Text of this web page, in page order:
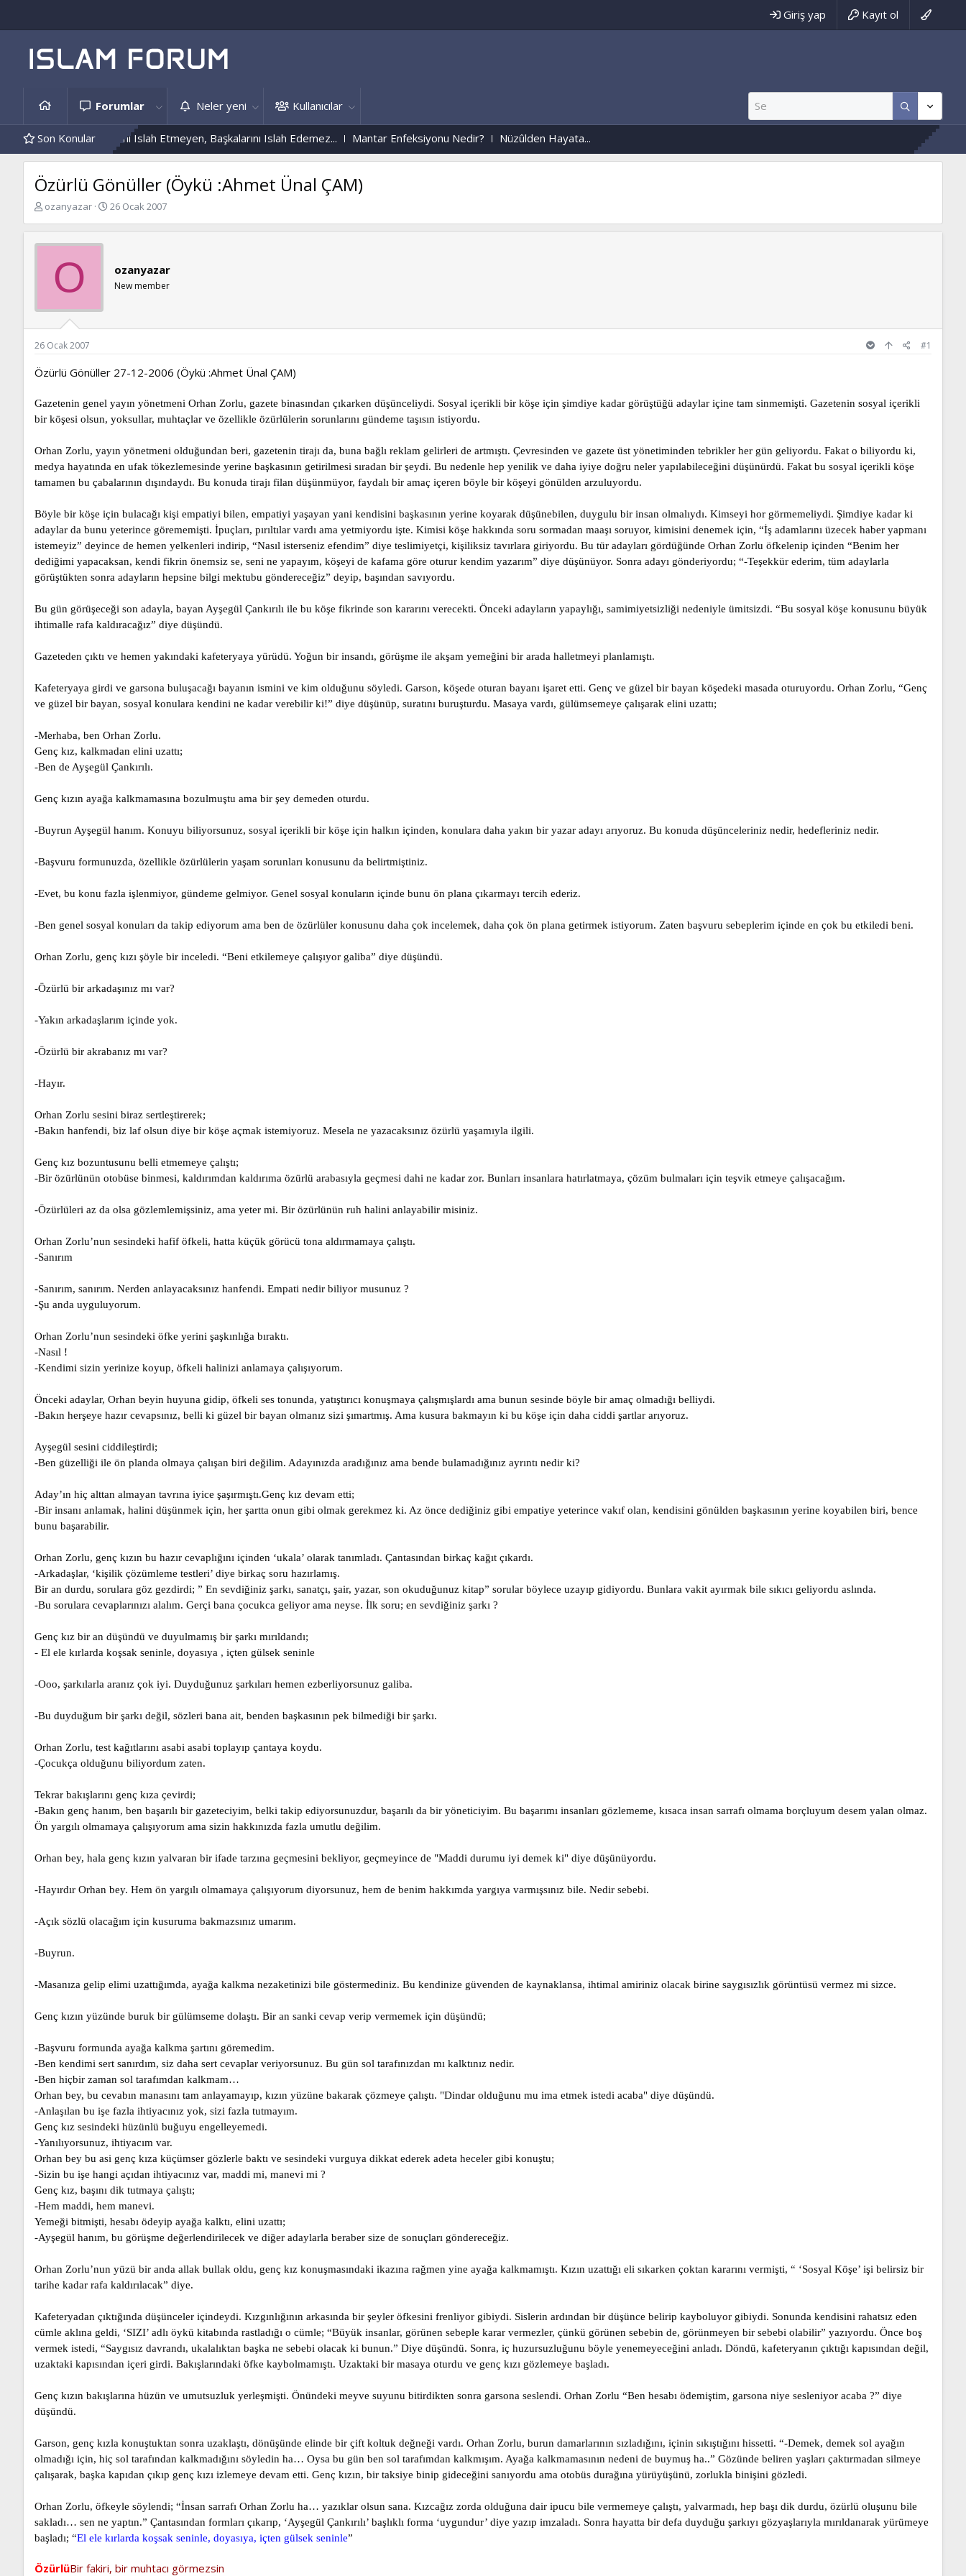
Giriş yap Kayıt ol
Forumlar Neler yeni Kullanıcılar
Son Konular
Kendini Islah Etmeyen, Başkalarını Islah Edemez... Mantar Enfeksiyonu Nedir? Nüzûlden Hayata...
Özürlü Gönüller (Öykü :Ahmet Ünal ÇAM)
K
b
a
a
a
ozanyazar
B
h
26 Ocak 2007
O ozanyazar
New member
26 Ocak 2007 #1
Özürlü Gönüller 27-12-2006 (Öykü :Ahmet Ünal ÇAM)
Gazetenin genel yayın yönetmeni Orhan Zorlu, gazete binasından çıkarken düşünceliydi. Sosyal içerikli bir köşe için şimdiye kadar görüştüğü adaylar içine tam sinmemişti. Gazetenin sosyal içerikli
bir köşesi olsun, yoksullar, muhtaçlar ve özellikle özürlülerin sorunlarını gündeme taşısın istiyordu.
Orhan Zorlu, yayın yönetmeni olduğundan beri, gazetenin tirajı da, buna bağlı reklam gelirleri de artmıştı. Çevresinden ve gazete üst yönetiminden tebrikler her gün geliyordu. Fakat o biliyordu ki,
medya hayatında en ufak tökezlemesinde yerine başkasının getirilmesi sıradan bir şeydi. Bu nedenle hep yenilik ve daha iyiye doğru neler yapılabileceğini düşünürdü. Fakat bu sosyal içerikli köşe
tamamen bu çabalarının dışındaydı. Bu konuda tirajı filan düşünmüyor, faydalı bir amaç içeren böyle bir köşeyi gönülden arzuluyordu.
Böyle bir köşe için bulacağı kişi empatiyi bilen, empatiyi yaşayan yani kendisini başkasının yerine koyarak düşünebilen, duygulu bir insan olmalıydı. Kimseyi hor görmemeliydi. Şimdiye kadar ki
adaylar da bunu yeterince görememişti. İpuçları, pırıltılar vardı ama yetmiyordu işte. Kimisi köşe hakkında soru sormadan maaşı soruyor, kimisini denemek için, “İş adamlarını üzecek haber yapmanı
istemeyiz” deyince de hemen yelkenleri indirip, “Nasıl isterseniz efendim” diye teslimiyetçi, kişiliksiz tavırlara giriyordu. Bu tür adayları gördüğünde Orhan Zorlu öfkelenip içinden “Benim her
dediğimi yapacaksan, kendi fikrin önemsiz se, seni ne yapayım, köşeyi de kafama göre oturur kendim yazarım” diye düşünüyor. Sonra adayı gönderiyordu; “-Teşekkür ederim, tüm adaylarla
görüştükten sonra adayların hepsine bilgi mektubu göndereceğiz” deyip, başından savıyordu.
Bu gün görüşeceği son adayla, bayan Ayşegül Çankırılı ile bu köşe fikrinde son kararını verecekti. Önceki adayların yapaylığı, samimiyetsizliği nedeniyle ümitsizdi. “Bu sosyal köşe konusunu büyük
ihtimalle rafa kaldıracağız” diye düşündü.
Gazeteden çıktı ve hemen yakındaki kafeteryaya yürüdü. Yoğun bir insandı, görüşme ile akşam yemeğini bir arada halletmeyi planlamıştı.
Kafeteryaya girdi ve garsona buluşacağı bayanın ismini ve kim olduğunu söyledi. Garson, köşede oturan bayanı işaret etti. Genç ve güzel bir bayan köşedeki masada oturuyordu. Orhan Zorlu, “Genç
ve güzel bir bayan, sosyal konulara kendini ne kadar verebilir ki!” diye düşünüp, suratını buruşturdu. Masaya vardı, gülümsemeye çalışarak elini uzattı;
-Merhaba, ben Orhan Zorlu.
Genç kız, kalkmadan elini uzattı;
-Ben de Ayşegül Çankırılı.
Genç kızın ayağa kalkmamasına bozulmuştu ama bir şey demeden oturdu.
-Buyrun Ayşegül hanım. Konuyu biliyorsunuz, sosyal içerikli bir köşe için halkın içinden, konulara daha yakın bir yazar adayı arıyoruz. Bu konuda düşünceleriniz nedir, hedefleriniz nedir.
-Başvuru formunuzda, özellikle özürlülerin yaşam sorunları konusunu da belirtmiştiniz.
-Evet, bu konu fazla işlenmiyor, gündeme gelmiyor. Genel sosyal konuların içinde bunu ön plana çıkarmayı tercih ederiz.
-Ben genel sosyal konuları da takip ediyorum ama ben de özürlüler konusunu daha çok incelemek, daha çok ön plana getirmek istiyorum. Zaten başvuru sebeplerim içinde en çok bu etkiledi beni.
Orhan Zorlu, genç kızı şöyle bir inceledi. “Beni etkilemeye çalışıyor galiba” diye düşündü.
-Özürlü bir arkadaşınız mı var?
-Yakın arkadaşlarım içinde yok.
-Özürlü bir akrabanız mı var?
-Hayır.
Orhan Zorlu sesini biraz sertleştirerek;
-Bakın hanfendi, biz laf olsun diye bir köşe açmak istemiyoruz. Mesela ne yazacaksınız özürlü yaşamıyla ilgili.
Genç kız bozuntusunu belli etmemeye çalıştı;
-Bir özürlünün otobüse binmesi, kaldırımdan kaldırıma özürlü arabasıyla geçmesi dahi ne kadar zor. Bunları insanlara hatırlatmaya, çözüm bulmaları için teşvik etmeye çalışacağım.
-Özürlüleri az da olsa gözlemlemişsiniz, ama yeter mi. Bir özürlünün ruh halini anlayabilir misiniz.
Orhan Zorlu’nun sesindeki hafif öfkeli, hatta küçük görücü tona aldırmamaya çalıştı.
-Sanırım
-Sanırım, sanırım. Nerden anlayacaksınız hanfendi. Empati nedir biliyor musunuz ?
-Şu anda uyguluyorum.
Orhan Zorlu’nun sesindeki öfke yerini şaşkınlığa bıraktı.
-Nasıl !
-Kendimi sizin yerinize koyup, öfkeli halinizi anlamaya çalışıyorum.
Önceki adaylar, Orhan beyin huyuna gidip, öfkeli ses tonunda, yatıştırıcı konuşmaya çalışmışlardı ama bunun sesinde böyle bir amaç olmadığı belliydi.
-Bakın herşeye hazır cevapsınız, belli ki güzel bir bayan olmanız sizi şımartmış. Ama kusura bakmayın ki bu köşe için daha ciddi şartlar arıyoruz.
Ayşegül sesini ciddileştirdi;
-Ben güzelliği ile ön planda olmaya çalışan biri değilim. Adayınızda aradığınız ama bende bulamadığınız ayrıntı nedir ki?
Aday’ın hiç alttan almayan tavrına iyice şaşırmıştı.Genç kız devam etti;
-Bir insanı anlamak, halini düşünmek için, her şartta onun gibi olmak gerekmez ki. Az önce dediğiniz gibi empatiye yeterince vakıf olan, kendisini gönülden başkasının yerine koyabilen biri, bence
bunu başarabilir.
Orhan Zorlu, genç kızın bu hazır cevaplığını içinden ‘ukala’ olarak tanımladı. Çantasından birkaç kağıt çıkardı.
-Arkadaşlar, ‘kişilik çözümleme testleri’ diye birkaç soru hazırlamış.
Bir an durdu, sorulara göz gezdirdi; ” En sevdiğiniz şarkı, sanatçı, şair, yazar, son okuduğunuz kitap” sorular böylece uzayıp gidiyordu. Bunlara vakit ayırmak bile sıkıcı geliyordu aslında.
-Bu sorulara cevaplarınızı alalım. Gerçi bana çocukca geliyor ama neyse. İlk soru; en sevdiğiniz şarkı ?
Genç kız bir an düşündü ve duyulmamış bir şarkı mırıldandı;
- El ele kırlarda koşsak seninle, doyasıya , içten gülsek seninle
-Ooo, şarkılarla aranız çok iyi. Duyduğunuz şarkıları hemen ezberliyorsunuz galiba.
-Bu duyduğum bir şarkı değil, sözleri bana ait, benden başkasının pek bilmediği bir şarkı.
Orhan Zorlu, test kağıtlarını asabi asabi toplayıp çantaya koydu.
-Çocukça olduğunu biliyordum zaten.
Tekrar bakışlarını genç kıza çevirdi;
-Bakın genç hanım, ben başarılı bir gazeteciyim, belki takip ediyorsunuzdur, başarılı da bir yöneticiyim. Bu başarımı insanları gözlememe, kısaca insan sarrafı olmama borçluyum desem yalan olmaz.
Ön yargılı olmamaya çalışıyorum ama sizin hakkınızda fazla umutlu değilim.
Orhan bey, hala genç kızın yalvaran bir ifade tarzına geçmesini bekliyor, geçmeyince de "Maddi durumu iyi demek ki" diye düşünüyordu.
-Hayırdır Orhan bey. Hem ön yargılı olmamaya çalışıyorum diyorsunuz, hem de benim hakkımda yargıya varmışsınız bile. Nedir sebebi.
-Açık sözlü olacağım için kusuruma bakmazsınız umarım.
-Buyrun.
-Masanıza gelip elimi uzattığımda, ayağa kalkma nezaketinizi bile göstermediniz. Bu kendinize güvenden de kaynaklansa, ihtimal amiriniz olacak birine saygısızlık görüntüsü vermez mi sizce.
Genç kızın yüzünde buruk bir gülümseme dolaştı. Bir an sanki cevap verip vermemek için düşündü;
-Başvuru formunda ayağa kalkma şartını göremedim.
-Ben kendimi sert sanırdım, siz daha sert cevaplar veriyorsunuz. Bu gün sol tarafınızdan mı kalktınız nedir.
-Ben hiçbir zaman sol tarafımdan kalkmam…
Orhan bey, bu cevabın manasını tam anlayamayıp, kızın yüzüne bakarak çözmeye çalıştı. "Dindar olduğunu mu ima etmek istedi acaba" diye düşündü.
-Anlaşılan bu işe fazla ihtiyacınız yok, sizi fazla tutmayım.
Genç kız sesindeki hüzünlü buğuyu engelleyemedi.
-Yanılıyorsunuz, ihtiyacım var.
Orhan bey bu asi genç kıza küçümser gözlerle baktı ve sesindeki vurguya dikkat ederek adeta heceler gibi konuştu;
-Sizin bu işe hangi açıdan ihtiyacınız var, maddi mi, manevi mi ?
Genç kız, başını dik tutmaya çalıştı;
-Hem maddi, hem manevi.
Yemeği bitmişti, hesabı ödeyip ayağa kalktı, elini uzattı;
-Ayşegül hanım, bu görüşme değerlendirilecek ve diğer adaylarla beraber size de sonuçları göndereceğiz.
Orhan Zorlu’nun yüzü bir anda allak bullak oldu, genç kız konuşmasındaki ikazına rağmen yine ayağa kalkmamıştı. Kızın uzattığı eli sıkarken çoktan kararını vermişti, “ ‘Sosyal Köşe’ işi belirsiz bir
tarihe kadar rafa kaldırılacak” diye.
Kafeteryadan çıktığında düşünceler içindeydi. Kızgınlığının arkasında bir şeyler öfkesini frenliyor gibiydi. Sislerin ardından bir düşünce belirip kayboluyor gibiydi. Sonunda kendisini rahatsız eden
cümle aklına geldi, ‘SIZI’ adlı öykü kitabında rastladığı o cümle; “Büyük insanlar, görünen sebeple karar vermezler, çünkü görünen sebebin de, görünmeyen bir sebebi olabilir” yazıyordu. Önce boş
vermek istedi, “Saygısız davrandı, ukalalıktan başka ne sebebi olacak ki bunun.” Diye düşündü. Sonra, iç huzursuzluğunu böyle yenemeyeceğini anladı. Döndü, kafeteryanın çıktığı kapısından değil,
uzaktaki kapısından içeri girdi. Bakışlarındaki öfke kaybolmamıştı. Uzaktaki bir masaya oturdu ve genç kızı gözlemeye başladı.
Genç kızın bakışlarına hüzün ve umutsuzluk yerleşmişti. Önündeki meyve suyunu bitirdikten sonra garsona seslendi. Orhan Zorlu “Ben hesabı ödemiştim, garsona niye sesleniyor acaba ?” diye
düşündü.
Garson, genç kızla konuştuktan sonra uzaklaştı, dönüşünde elinde bir çift koltuk değneği vardı. Orhan Zorlu, burun damarlarının sızladığını, içinin sıkıştığını hissetti. “-Demek, demek sol ayağın
olmadığı için, hiç sol tarafından kalkmadığını söyledin ha… Oysa bu gün ben sol tarafımdan kalkmışım. Ayağa kalkmamasının nedeni de buymuş ha..” Gözünde beliren yaşları çaktırmadan silmeye
çalışarak, başka kapıdan çıkıp genç kızı izlemeye devam etti. Genç kızın, bir taksiye binip gideceğini sanıyordu ama otobüs durağına yürüyüşünü, zorlukla binişini gözledi.
Orhan Zorlu, öfkeyle söylendi; “İnsan sarrafı Orhan Zorlu ha… yazıklar olsun sana. Kızcağız zorda olduğuna dair ipucu bile vermemeye çalıştı, yalvarmadı, hep başı dik durdu, özürlü oluşunu bile
sakladı… sen ne yaptın.” Çantasından formları çıkarıp, ‘Ayşegül Çankırılı’ başlıklı forma ‘uygundur’ diye yazıp imzaladı. Sonra hayatta bir defa duyduğu şarkıyı gözyaşlarıyla mırıldanarak yürümeye
başladı; “El ele kırlarda koşsak seninle, doyasıya, içten gülsek seninle”
ÖzürlüBir fakiri, bir muhtacı görmezsin